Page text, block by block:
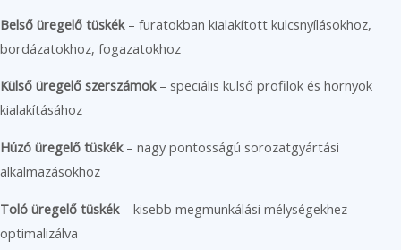
Belső üregelő tüskék– furatokban kialakított kulcsnyílásokhoz,
bordázatokhoz, fogazatokhoz
Külső üregelő szerszámok– speciális külső profilok és hornyok
kialakításához
Húzó üregelő tüskék– nagy pontosságú sorozatgyártási
alkalmazásokhoz
Toló üregelő tüskék– kisebb megmunkálási mélységekhez
optimalizálva